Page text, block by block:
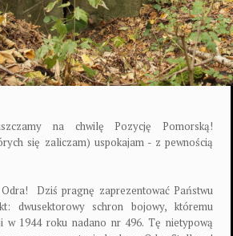
na chwilę Pozycję Pomorską!
się zaliczam) uspokajam - z pewnością
Dziś pragnę zaprezentować Państwu
dwusektorowy schron bojowy, któremu
w 1944 roku nadano nr 496. Tę nietypową